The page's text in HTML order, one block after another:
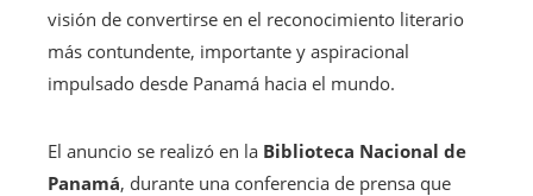
visión de convertirse en el reconocimiento literario
más contundente, importante y aspiracional
impulsado desde Panamá hacia el mundo.
El anuncio se realizó en la Biblioteca Nacional de
Panamá, durante una conferencia de prensa que